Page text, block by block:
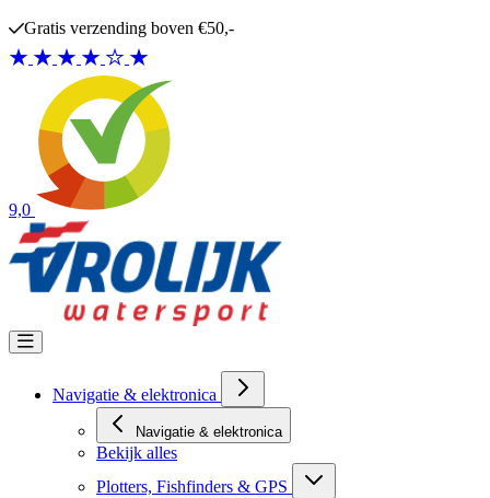
Gratis verzending boven €50,-
9,0
Navigatie & elektronica
Navigatie & elektronica
Bekijk alles
Plotters, Fishfinders & GPS